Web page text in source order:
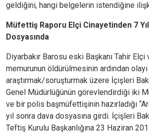
geldiğini, hangi belgelerin istendiğine
Müfettiş Raporu Elçi Cinayetinden 7
Dosyasında
Diyarbakır Barosu eski Başkanı Tahir
memurunun öldürülmesinin ardından olayı
araştırmak/soruşturmak üzere İçişleri
Genel Müdürlüğünün görevlendirdiği iki
ve bir polis başmüfettişinin hazırladığı
yıl sonra dava dosyasına girdi. İçişleri
Teftiş Kurulu Başkanlığına 23 Haziran